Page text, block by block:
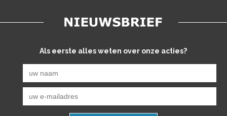
Als eerste alles weten over onze acties?